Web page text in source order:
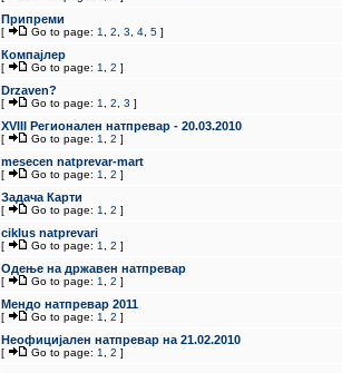
Припреми
[ Go to page: 1 2 3 4 5 ]
Компајлер
[ Go to page: 1 2 ]
Drzaven?
[ Go to page: 1 2 3 ]
XVIII Регионален натпревар - 20.03.2010
[ Go to page: 1 2 ]
mesecen natprevar-mart
[ Go to page: 1 2 ]
Задача Карти
[ Go to page: 1 2 ]
ciklus natprevari
[ Go to page: 1 2 ]
Одење на државен натпревар
[ Go to page: 1 2 ]
Мендо натпревар 2011
[ Go to page: 1 2 ]
Неофицијален натпревар на 21.02.2010
[ Go to page: 1 2 ]